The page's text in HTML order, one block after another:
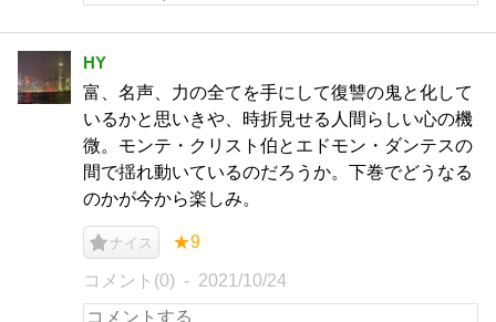
HY
富、名声、力の全てを手にして復讐の鬼と化して
いるかと思いきや、時折見せる人間らしい心の機
微。モンテ・クリスト伯とエドモン・ダンテスの
間で揺れ動いているのだろうか。下巻でどうなる
のかが今から楽しみ。
ナイス ★9
コメント(0) 2021/10/24